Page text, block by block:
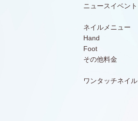
ニュースイベント
ネイルメニュー
Hand
Foot
その他料金
ワンタッチネイル